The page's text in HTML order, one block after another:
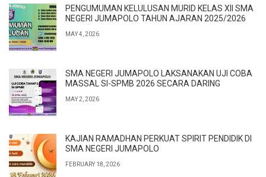
PENGUMUMAN KELULUSAN MURID KELAS XII SMA
NEGERI JUMAPOLO TAHUN AJARAN 2025/2026
MAY 4, 2026
SMA NEGERI JUMAPOLO LAKSANAKAN UJI COBA
MASSAL SI-SPMB 2026 SECARA DARING
MAY 2, 2026
KAJIAN RAMADHAN PERKUAT SPIRIT PENDIDIK DI
SMA NEGERI JUMAPOLO
FEBRUARY 18, 2026